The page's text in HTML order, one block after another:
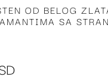
OD BELOG
SA